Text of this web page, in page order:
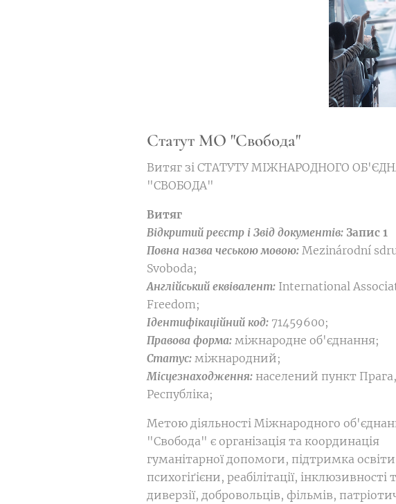
Статут МО "Свобода"
Витяг зі СТАТУТУ МІЖНАРОДНОГО
"СВОБОДА"
Витяг
Відкритий реєстр і Звід документів: Запис 1
Повна назва чеською мовою: Mezinárodní
Svoboda;
Англійський еквівалент: International
Freedom;
Ідентифікаційний код: 71459600;
Правова форма: міжнародне об'єднання;
Статус: міжнародний;
Місцезнаходження: населений пункт
Республіка;
Метою діяльності Міжнародного
"Свобода" є організація та координація
гуманітарної допомоги, підтримка
психогіґієни, реабілітації, інклюзивності
диверзії, добровольців, фільмів,